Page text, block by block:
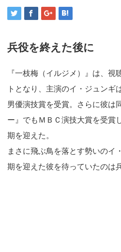
兵役を終えた後に
『一枝梅（イルジメ）』は、視
トとなり、主演のイ・ジュンギ
男優演技賞を受賞。さらに彼は
ー』でもＭＢＣ演技大賞を受賞
期を迎えた。
まさに飛ぶ鳥を落とす勢いのイ
期を迎えた彼を待っていたのは